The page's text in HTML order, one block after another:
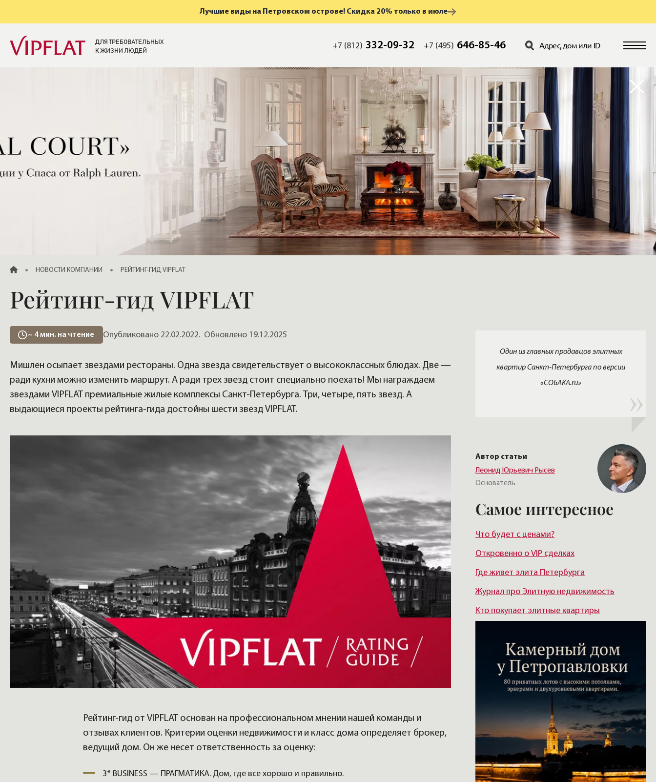
Лучшие виды на Петровском острове! Скидка 20% только в июле
ДЛЯ ТРЕБОВАТЕЛЬНЫХ
К ЖИЗНИ ЛЮДЕЙ
+7 (812) 332-09-32 +7 (495) 646-85-46
Элитная недвижимость
Санкт-Петербурга
Продажа элитных квартир, жилья, домов
ГЛАВНАЯНОВОСТИ КОМПАНИИ РЕЙТИНГ-ГИД VIPFLAT
Рейтинг-гид VIPFLAT
~ 4мин. на чтение Опубликовано 22.02.2022. Обновлено 19.12.2025
Мишлен осыпает звездами рестораны. Одна звезда свидетельствует о высококлассных блюдах. Две —
ради кухни можно изменить маршрут. А ради трех звезд стоит специально поехать! Мы награждаем
звездами VIPFLAT премиальные жилые комплексы Санкт-Петербурга. Три, четыре, пять звезд. А
выдающиеся проекты рейтинга-гида достойны шести звезд VIPFLAT.
Рейтинг-гид от VIPFLAT основан на профессиональном мнении нашей команды и
отзывах клиентов. Критерии оценки недвижимости и класс дома определяет брокер,
ведущий дом. Он же несет ответственность за оценку:
3* BUSINESS — ПРАГМАТИКА. Дом, где все хорошо и правильно.
Один из главных продавцов элитных
квартир Санкт-Петербурга по версии
«СОБАКА.ru»
Автор статьи
Леонид Юрьевич Рысев
Основатель
Самое интересное
Что будет с ценами?
Откровенно о VIP сделках
Где живет элита Петербурга
Журнал про Элитную недвижимость
Кто покупает элитные квартиры